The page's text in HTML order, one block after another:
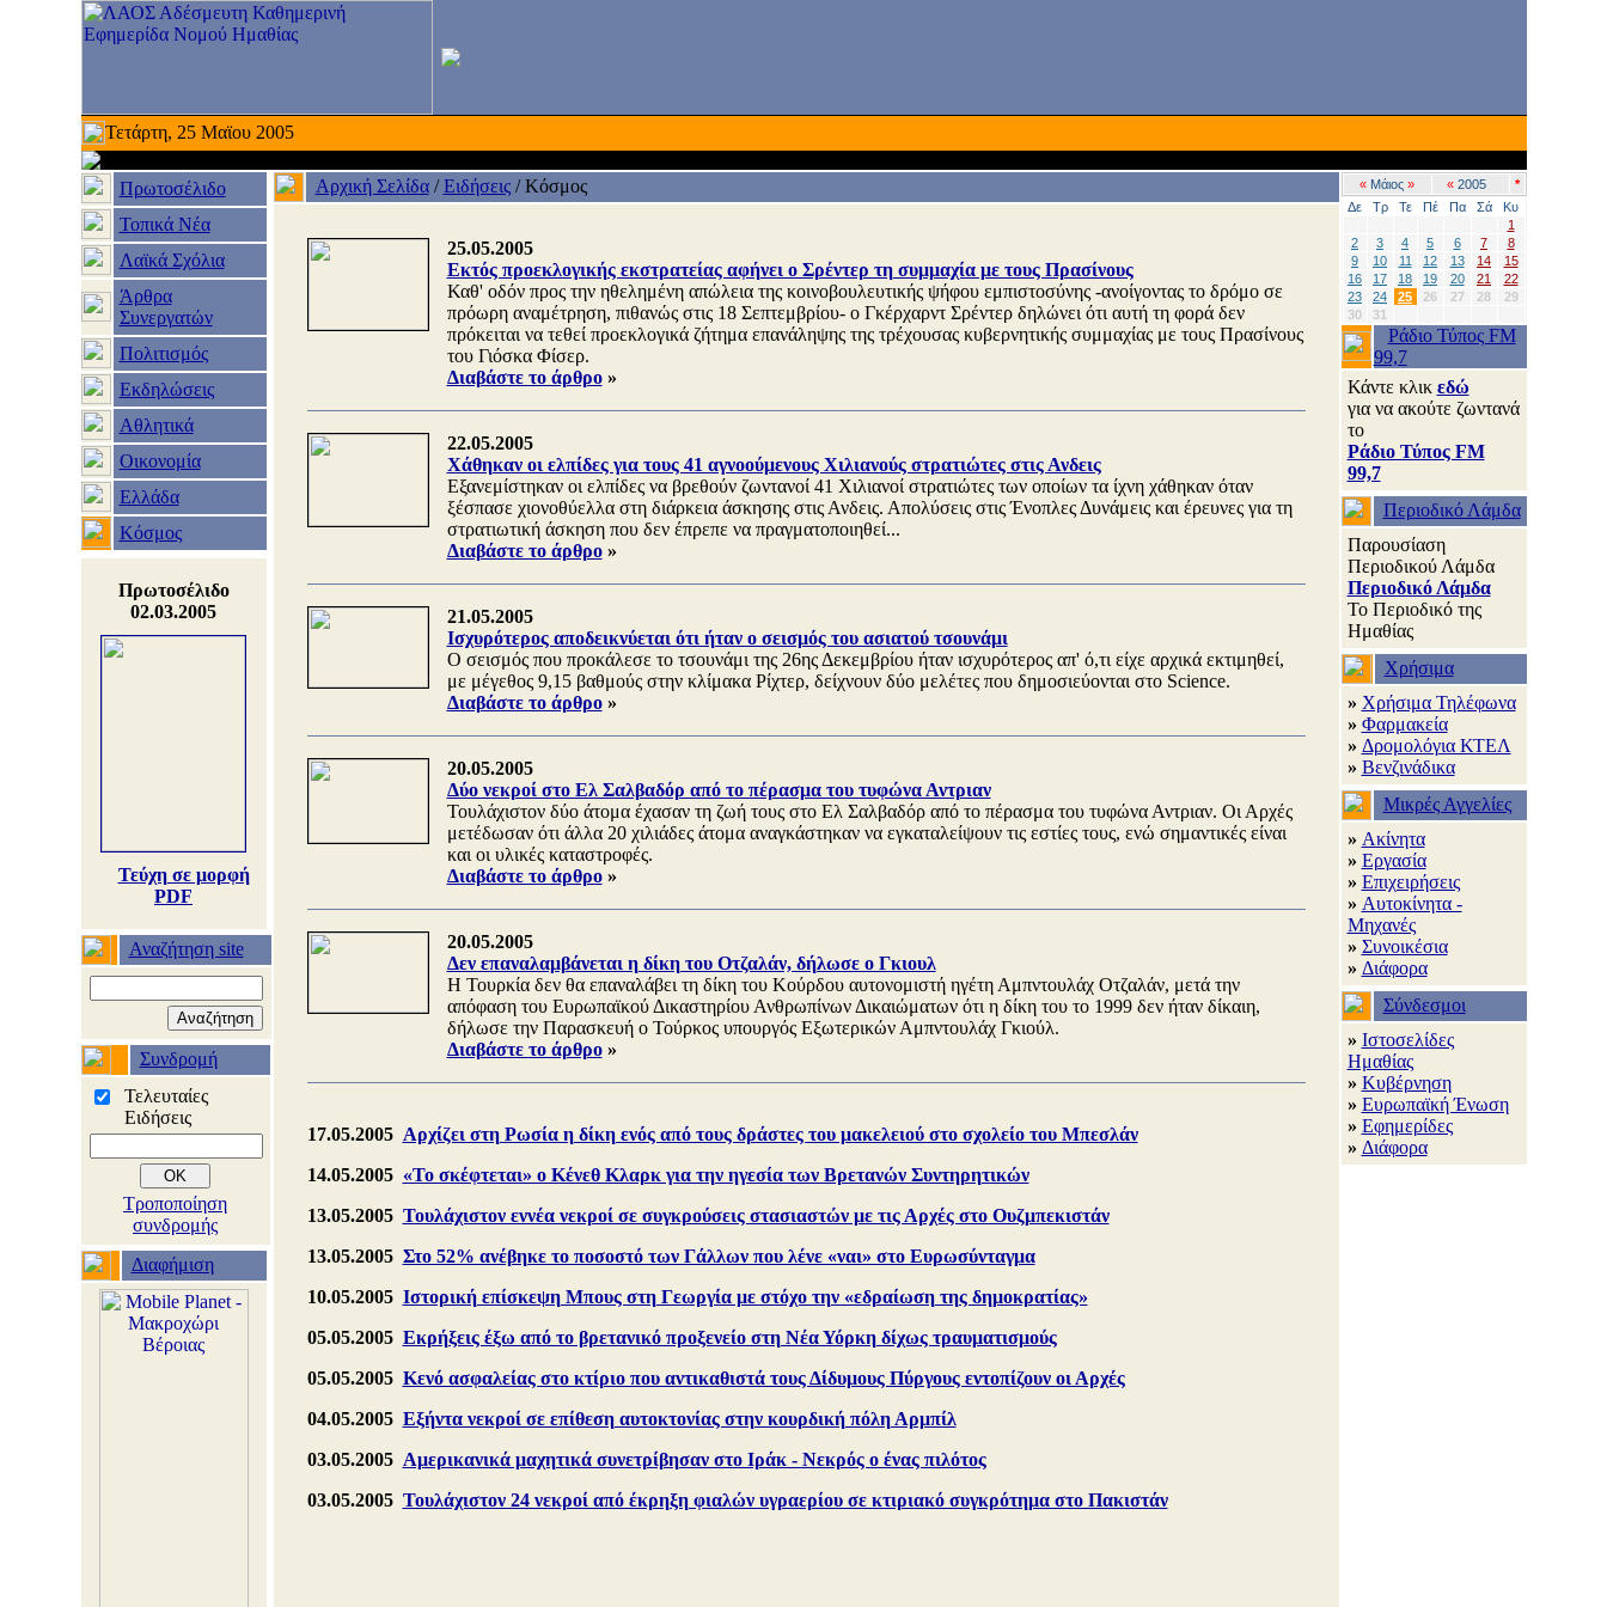
Τετάρτη, 25 Μαϊου 2005
Πρωτοσέλιδο
Τοπικά Νέα
Λαϊκά Σχόλια
Άρθρα
Συνεργατών
Πολιτισμός
Εκδηλώσεις
Αθλητικά
Οικονομία
Ελλάδα
Κόσμος
Πρωτοσέλιδο
02.03.2005
Τεύχη σε μορφή
PDF
Αναζήτηση site
Συνδρομή
Τελευταίες
Ειδήσεις
Τροποποίηση
συνδρομής
Διαφήμιση
Αρχική Σελίδα/Ειδήσεις/Κόσμος
25.05.2005
Εκτός προεκλογικής εκστρατείας αφήνει ο Σρέντερ τη συμμαχία με τους Πρασίνους
Καθ' οδόν προς την ηθελημένη απώλεια της κοινοβουλευτικής ψήφου εμπιστοσύνης -ανοίγοντας το δρόμο σε
πρόωρη αναμέτρηση, πιθανώς στις 18 Σεπτεμβρίου- ο Γκέρχαρντ Σρέντερ δηλώνει ότι αυτή τη φορά δεν
πρόκειται να τεθεί προεκλογικά ζήτημα επανάληψης της τρέχουσας κυβερνητικής συμμαχίας με τους Πρασίνους
του Γιόσκα Φίσερ.
Διαβάστε το άρθρο»
22.05.2005
Χάθηκαν οι ελπίδες για τους 41 αγνοούμενους Χιλιανούς στρατιώτες στις Ανδεις
Εξανεμίστηκαν οι ελπίδες να βρεθούν ζωντανοί 41 Χιλιανοί στρατιώτες των οποίων τα ίχνη χάθηκαν όταν
ξέσπασε χιονοθύελλα στη διάρκεια άσκησης στις Ανδεις. Απολύσεις στις Ένοπλες Δυνάμεις και έρευνες για τη
στρατιωτική άσκηση που δεν έπρεπε να πραγματοποιηθεί...
Διαβάστε το άρθρο»
21.05.2005
Ισχυρότερος αποδεικνύεται ότι ήταν ο σεισμός του ασιατού τσουνάμι
Ο σεισμός που προκάλεσε το τσουνάμι της 26ης Δεκεμβρίου ήταν ισχυρότερος απ' ό,τι είχε αρχικά εκτιμηθεί,
με μέγεθος 9,15 βαθμούς στην κλίμακα Ρίχτερ, δείχνουν δύο μελέτες που δημοσιεύονται στο Science.
Διαβάστε το άρθρο»
20.05.2005
Δύο νεκροί στο Ελ Σαλβαδόρ από το πέρασμα του τυφώνα Αντριαν
Τουλάχιστον δύο άτομα έχασαν τη ζωή τους στο Ελ Σαλβαδόρ από το πέρασμα του τυφώνα Αντριαν. Οι Αρχές
μετέδωσαν ότι άλλα 20 χιλιάδες άτομα αναγκάστηκαν να εγκαταλείψουν τις εστίες τους, ενώ σημαντικές είναι
και οι υλικές καταστροφές.
Διαβάστε το άρθρο»
20.05.2005
Δεν επαναλαμβάνεται η δίκη του Οτζαλάν, δήλωσε ο Γκιουλ
Η Τουρκία δεν θα επαναλάβει τη δίκη του Κούρδου αυτονομιστή ηγέτη Αμπντουλάχ Οτζαλάν, μετά την
απόφαση του Ευρωπαϊκού Δικαστηρίου Ανθρωπίνων Δικαιώματων ότι η δίκη του το 1999 δεν ήταν δίκαιη,
δήλωσε την Παρασκευή ο Τούρκος υπουργός Εξωτερικών Αμπντουλάχ Γκιούλ.
Διαβάστε το άρθρο»
17.05.2005 Αρχίζει στη Ρωσία η δίκη ενός από τους δράστες του μακελειού στο σχολείο του Μπεσλάν
14.05.2005 «Το σκέφτεται» ο Κένεθ Κλαρκ για την ηγεσία των Bρετανών Συντηρητικών
13.05.2005 Τουλάχιστον εννέα νεκροί σε συγκρούσεις στασιαστών με τις Αρχές στο Ουζμπεκιστάν
13.05.2005 Στο 52% ανέβηκε το ποσοστό των Γάλλων που λένε «ναι» στο Ευρωσύνταγμα
10.05.2005 Ιστορική επίσκεψη Μπους στη Γεωργία με στόχο την «εδραίωση της δημοκρατίας»
05.05.2005 Εκρήξεις έξω από το βρετανικό προξενείο στη Νέα Υόρκη δίχως τραυματισμούς
05.05.2005 Κενό ασφαλείας στο κτίριο που αντικαθιστά τους Δίδυμους Πύργους εντοπίζουν οι Αρχές
04.05.2005 Εξήντα νεκροί σε επίθεση αυτοκτονίας στην κουρδική πόλη Αρμπίλ
03.05.2005 Αμερικανικά μαχητικά συνετρίβησαν στο Ιράκ - Νεκρός ο ένας πιλότος
03.05.2005 Τουλάχιστον 24 νεκροί από έκρηξη φιαλών υγραερίου σε κτιριακό συγκρότημα στο Πακιστάν
« Μάιος » « 2005
*
Δε
Τρ Τε Πέ Πα Σά
Κυ
1
2
3 4 5 6 7
8
9
10 11 12 13 14
15
16
17 18 19 20 21
22
23
24 25 26 27 28
29
30
31
Ράδιο Τύπος FM
99,7
Κάντε κλικ εδώ
για να ακούτε ζωντανά
το
Ράδιο Τύπος FM
99,7
Περιοδικό Λάμδα
Παρουσίαση
Περιοδικού Λάμδα
Περιοδικό Λάμδα
Το Περιοδικό της
Ημαθίας
Χρήσιμα
» Χρήσιμα Τηλέφωνα
» Φαρμακεία
» Δρομολόγια ΚΤΕΛ
» Βενζινάδικα
Μικρές Αγγελίες
» Ακίνητα
» Εργασία
» Επιχειρήσεις
» Αυτοκίνητα -
Μηχανές
» Συνοικέσια
» Διάφορα
Σύνδεσμοι
» Ιστοσελίδες
Ημαθίας
» Κυβέρνηση
» Ευρωπαϊκή Ένωση
» Εφημερίδες
» Διάφορα